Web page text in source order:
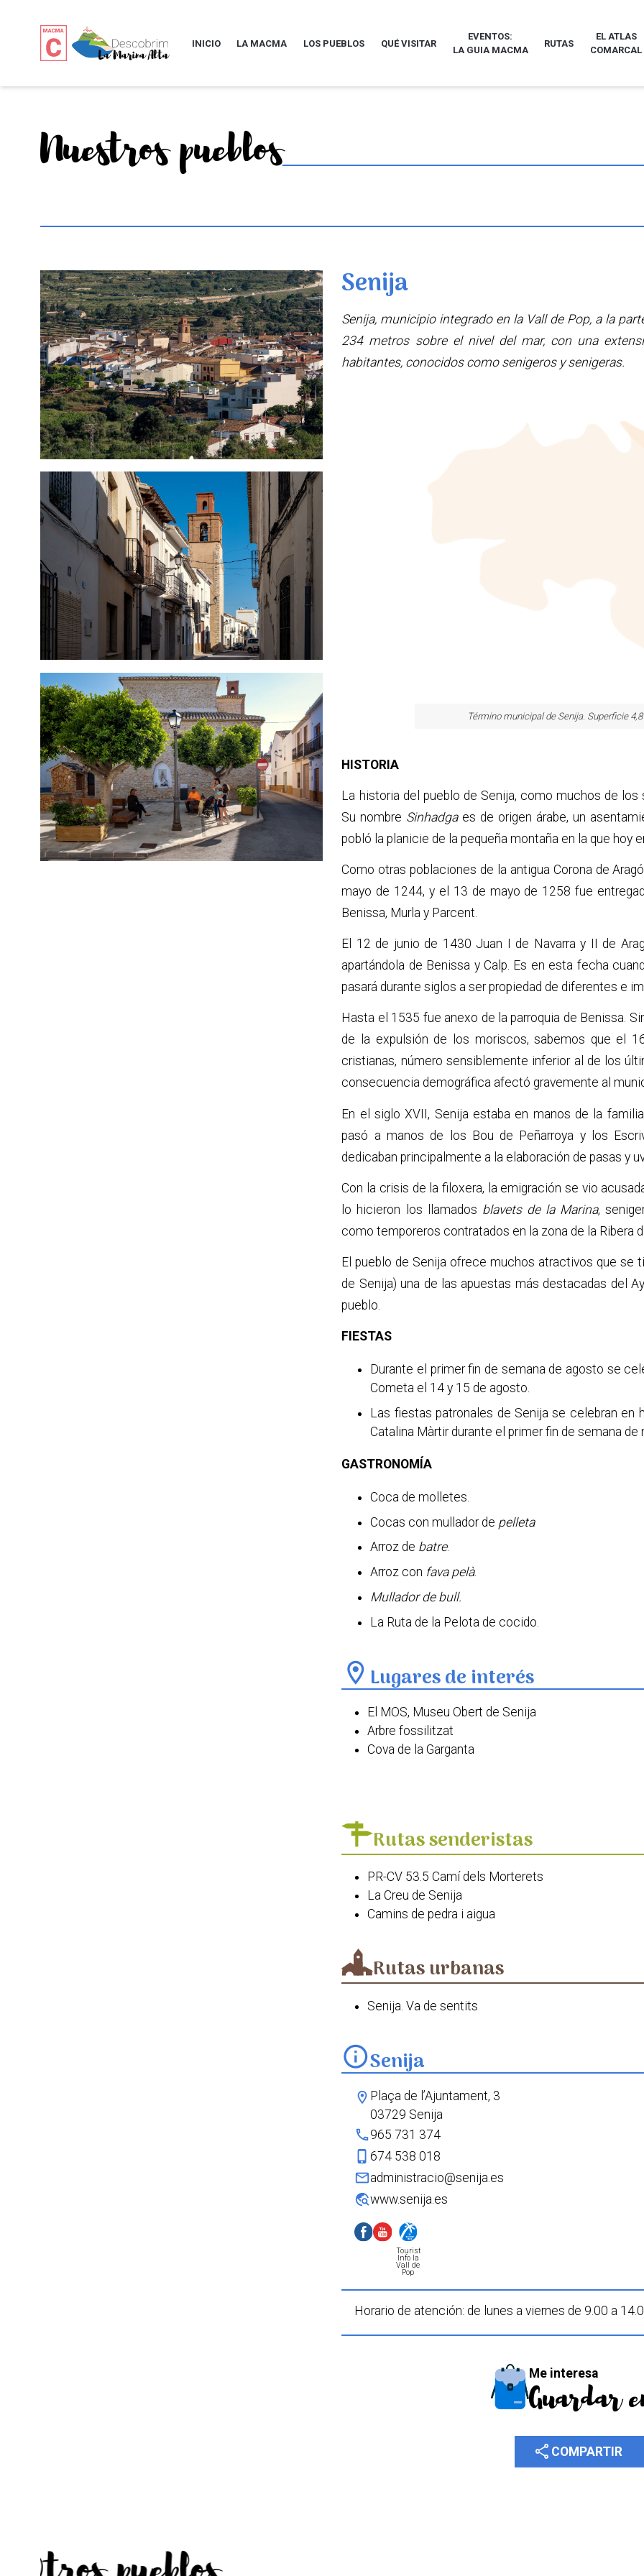
INICIO LA MACMA LOS PUEBLOS QUÉ VISITAR
EVENTOS:
LA GUIA MACMA
RUTAS
EL ATLAS
COMARCAL
Nuestros pueblos
Senija
Senija, municipio integrado en la Vall de Pop, a la
234 metros sobre el nivel del mar, con una
habitantes, conocidos como senigeros y senigeras.
Término municipal de Senija. Superficie
HISTORIA
La historia del pueblo de Senija, como muchos de
Su nombre Sinhadga es de origen árabe, un
pobló la planicie de la pequeña montaña en la que hoy
Como otras poblaciones de la antigua Corona de
mayo de 1244, y el 13 de mayo de 1258 fue
Benissa, Murla y Parcent.
El 12 de junio de 1430 Juan I de Navarra y II de
apartándola de Benissa y Calp. Es en esta fecha
pasará durante siglos a ser propiedad de diferentes e
Hasta el 1535 fue anexo de la parroquia de Benissa.
de la expulsión de los moriscos, sabemos que el
cristianas, número sensiblemente inferior al de los
consecuencia demográfica afectó gravemente al
En el siglo XVII, Senija estaba en manos de la
pasó a manos de los Bou de Peñarroya y los
dedicaban principalmente a la elaboración de pasas y
Con la crisis de la filoxera, la emigración se vio
lo hicieron los llamados blavets de la Marina,
como temporeros contratados en la zona de la Ribera
El pueblo de Senija ofrece muchos atractivos que se
de Senija) una de las apuestas más destacadas del
pueblo.
FIESTAS
Durante el primer fin de semana de agosto se
Cometa el 14 y 15 de agosto.
Las fiestas patronales de Senija se celebran en
Catalina Màrtir durante el primer fin de semana de
GASTRONOMÍA
Coca de molletes.
Cocas con mullador de pelleta
Arroz de batre.
Arroz con fava pelà.
Mullador de bull.
La Ruta de la Pelota de cocido.
location_on Lugares de interés
El MOS, Museu Obert de Senija
Arbre fossilitzat
Cova de la Garganta
Ermita de la Mare de Déu Negreta
Rutas senderistas
PR-CV 53.5 Camí dels Morterets
La Creu de Senija
Camins de pedra i aigua
Rutas urbanas
Senija. Va de sentits
infoSenija
location_on Plaça de l’Ajuntament, 3
03729 Senija
phone965 731 374
phone_iphone 674 538 018
mailadministracio@senija.es
travel_explorewww.senija.es
Tourist
Info la
Vall de
Pop
Horario de atención: de lunes a viernes de 9.00 a
Me interesa
Guardar
share COMPARTIR